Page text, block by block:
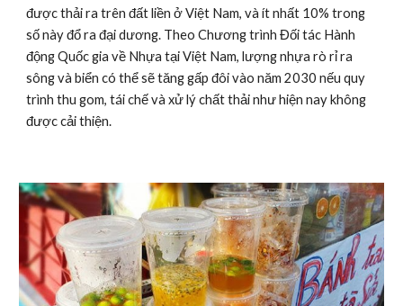
được thải ra trên đất liền ở Việt Nam, và ít nhất 10% trong
số này đổ ra đại dương. Theo Chương trình Đối tác Hành
động Quốc gia về Nhựa tại Việt Nam, lượng nhựa rò rỉ ra
sông và biển có thể sẽ tăng gấp đôi vào năm 2030 nếu quy
trình thu gom, tái chế và xử lý chất thải như hiện nay không
được cải thiện.